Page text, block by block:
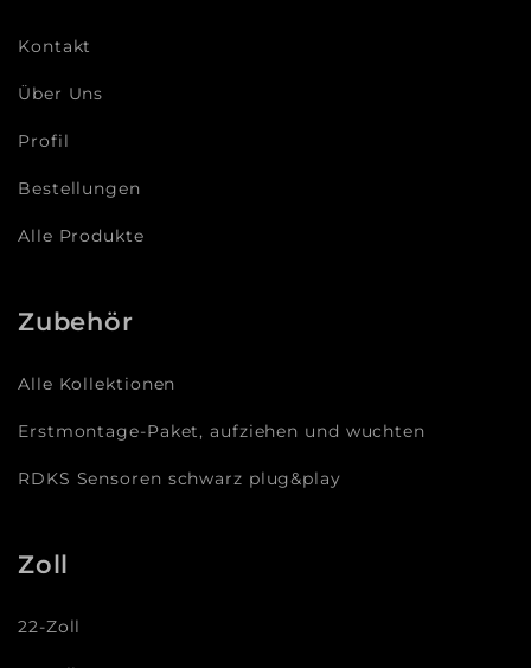
Kontakt
Über Uns
Profil
Bestellungen
Alle Produkte
Zubehör
Alle Kollektionen
Erstmontage-Paket, aufziehen und wuchten
RDKS Sensoren schwarz plug&play
Zoll
22-Zoll